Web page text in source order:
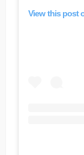
View this post